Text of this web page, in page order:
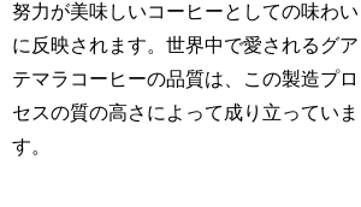
努力が美味しいコーヒーとしての味わい
に反映されます。世界中で愛されるグア
テマラコーヒーの品質は、この製造プロ
セスの質の高さによって成り立っていま
す。